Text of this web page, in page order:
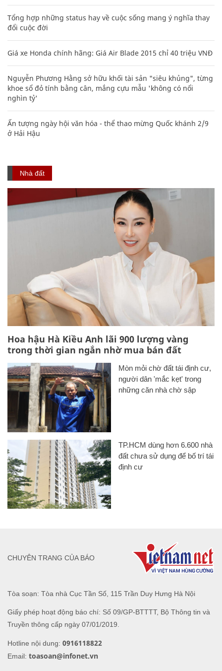
Tổng hợp những status hay về cuộc sống mang ý nghĩa thay
đổi cuộc đời
Giá xe Honda chính hãng: Giá Air Blade 2015 chỉ 40 triệu VNĐ
Nguyễn Phương Hằng sở hữu khối tài sản "siêu khủng", từng
khoe sổ đỏ tính bằng cân, mắng cựu mẫu 'không có nổi
nghìn tỷ'
Ấn tượng ngày hội văn hóa - thể thao mừng Quốc khánh 2/9
ở Hải Hậu
Nhà đất
Hoa hậu Hà Kiều Anh lãi 900 lượng vàng
trong thời gian ngắn nhờ mua bán đất
Mòn mỏi chờ đất tái định cư,
người dân 'mắc kẹt' trong
những căn nhà chờ sập
TP.HCM dùng hơn 6.600 nhà
đất chưa sử dụng để bố trí tái
định cư
Tòa soạn: Tòa nhà Cục Tần Số, 115 Trần Duy Hưng Hà Nội
Giấy phép hoạt động báo chí: Số 09/GP-BTTTT, Bộ Thông tin và
Truyền thông cấp ngày 07/01/2019.
Hotline nội dung: 0916118822
Email: toasoan@infonet.vn
CHUYÊN TRANG CỦA BÁO